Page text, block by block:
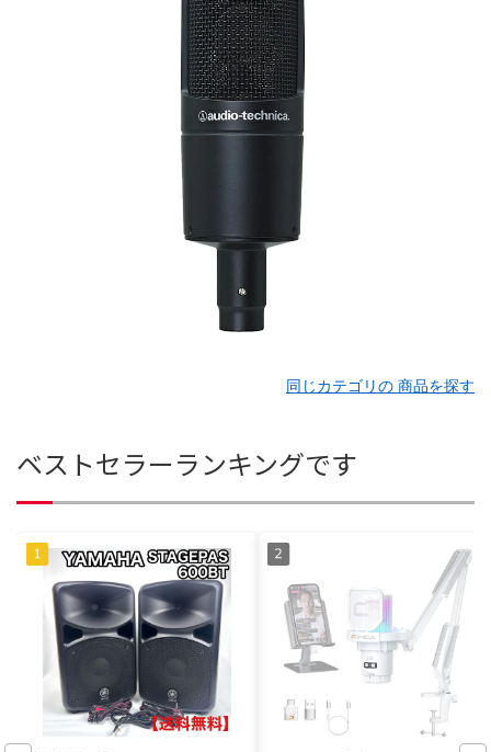
同じカテゴリの 商品を探す
ベストセラーランキングです